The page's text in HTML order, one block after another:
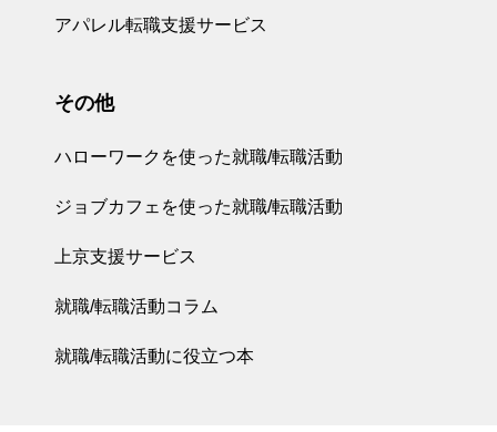
アパレル転職支援サービス
その他
ハローワークを使った就職/転職活動
ジョブカフェを使った就職/転職活動
上京支援サービス
就職/転職活動コラム
就職/転職活動に役立つ本